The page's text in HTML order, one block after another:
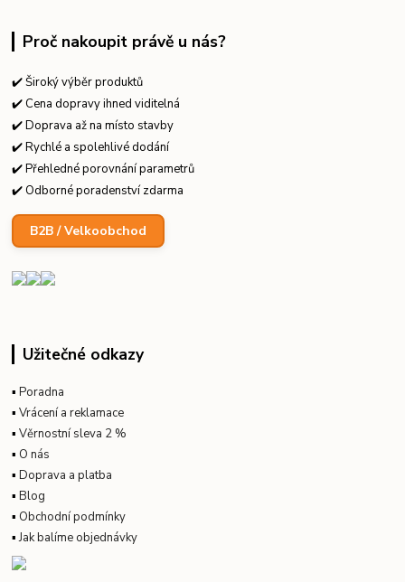
Proč nakoupit právě u nás?
✔️ Široký výběr produktů
✔️ Cena dopravy ihned viditelná
✔️ Doprava až na místo stavby
✔️ Rychlé a spolehlivé dodání
✔️ Přehledné porovnání parametrů
✔️ Odborné poradenství zdarma
B2B / Velkoobchod
Užitečné odkazy
▪Poradna
▪Vrácení a reklamace
▪Věrnostní sleva 2 %
▪ O nás
▪Doprava a platba
▪Blog
▪ Obchodní podmínky
▪Jak balíme objednávky